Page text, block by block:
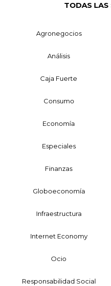
TODAS LAS
Agronegocios
Análisis
Caja Fuerte
Consumo
Economía
Especiales
Finanzas
Globoeconomía
Infraestructura
Internet Economy
Ocio
Responsabilidad Social